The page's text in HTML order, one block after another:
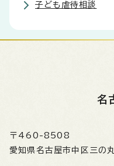
子ども虐待相談
名
〒460-8508
愛知県名古屋市中区三の